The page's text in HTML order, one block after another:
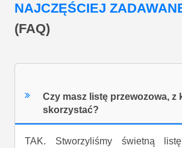
NAJCZĘŚCIEJ
(FAQ)
Czy masz listę przewozowa, z
skorzystać?
TAK. Stworzyliśmy świetną